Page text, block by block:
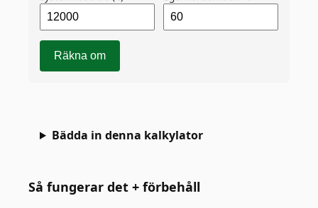
Räkna om
Bädda in denna kalkylator
Så fungerar det + förbehåll